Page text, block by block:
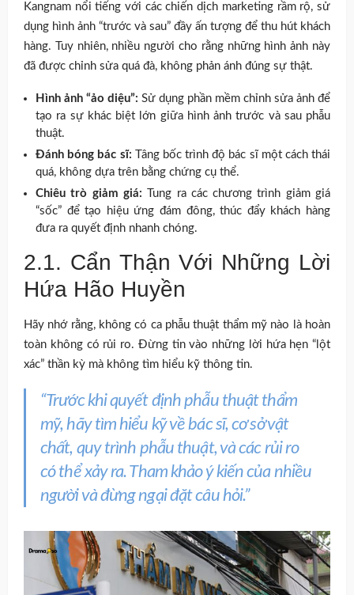
Kangnam nổi tiếng với các chiến dịch marketing rầm rộ, sử
dụng hình ảnh “trước và sau” đầy ấn tượng để thu hút khách
hàng. Tuy nhiên, nhiều người cho rằng những hình ảnh này
đã được chỉnh sửa quá đà, không phản ánh đúng sự thật.
Hình ảnh “ảo diệu”: Sử dụng phần mềm chỉnh sửa ảnh để
tạo ra sự khác biệt lớn giữa hình ảnh trước và sau phẫu
thuật.
Đánh bóng bác sĩ: Tâng bốc trình độ bác sĩ một cách thái
quá, không dựa trên bằng chứng cụ thể.
Chiêu trò giảm giá: Tung ra các chương trình giảm giá
“sốc” để tạo hiệu ứng đám đông, thúc đẩy khách hàng
đưa ra quyết định nhanh chóng.
2.1. Cẩn Thận Với Những Lời
Hứa Hão Huyền
Hãy nhớ rằng, không có ca phẫu thuật thẩm mỹ nào là hoàn
toàn không có rủi ro. Đừng tin vào những lời hứa hẹn “lột
xác” thần kỳ mà không tìm hiểu kỹ thông tin.
“Trước khi quyết định phẫu thuật thẩm
mỹ, hãy tìm hiểu kỹ về bác sĩ, cơ sở vật
chất, quy trình phẫu thuật, và các rủi ro
có thể xảy ra. Tham khảo ý kiến của nhiều
người và đừng ngại đặt câu hỏi.”